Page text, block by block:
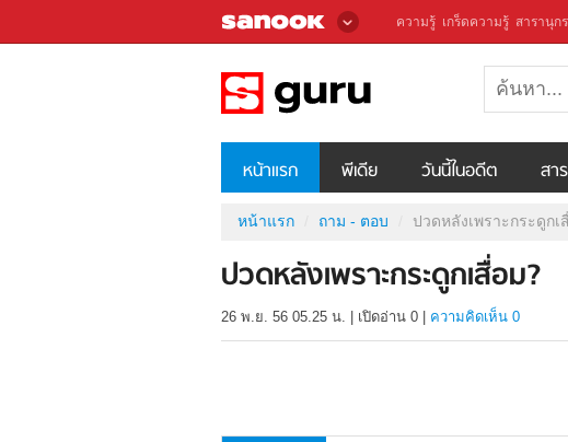
ความรู้ เกร็ดความรู้ สารานุก
หน้าแรก พีเดีย วันนี้ในอดีต สา
หน้าแรก ถาม - ตอบ ปวดหลังเพราะกระดูกเ
ปวดหลังเพราะกระดูกเสื่อม?
26 พ.ย. 56 05.25 น. เปิดอ่าน 0 ความคิดเห็น 0